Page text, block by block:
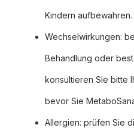
Kindern aufbewahren.
Wechselwirkungen:
Behandlung oder
konsultieren Sie bitte
bevor Sie
Allergien: prüfen Sie